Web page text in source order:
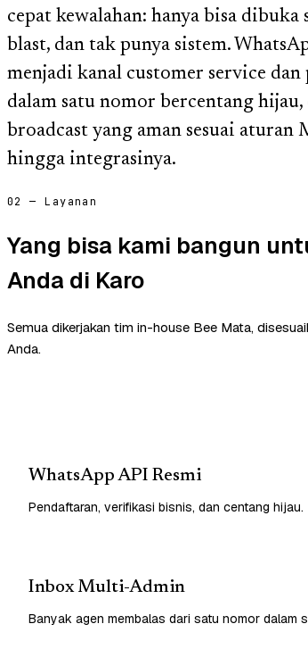
cepat kewalahan: hanya bisa
blast, dan tak punya sistem.
menjadi kanal customer service
dalam satu nomor bercentang
broadcast yang aman sesuai aturan
hingga integrasinya.
02 — Layanan
Yang bisa kami bangun
Anda di Karo
Semua dikerjakan tim in-house Bee Mata,
Anda.
WhatsApp API Resmi
Pendaftaran, verifikasi bisnis, dan centang hijau.
Inbox Multi-Admin
Banyak agen membalas dari satu nomor dalam